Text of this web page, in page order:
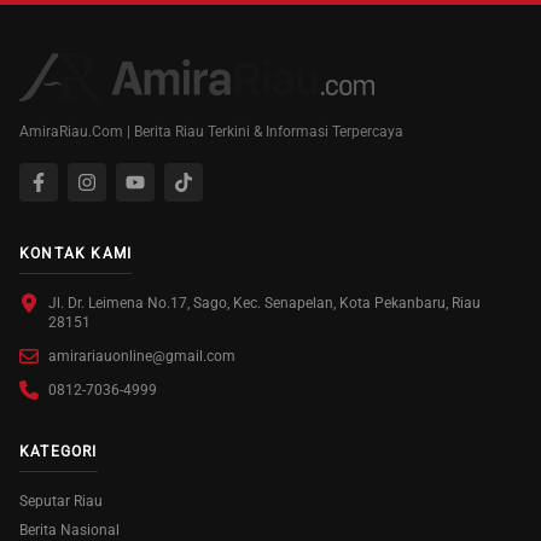
AmiraRiau.Com | Berita Riau Terkini & Informasi Terpercaya
KONTAK KAMI
Jl. Dr. Leimena No.17, Sago, Kec. Senapelan, Kota Pekanbaru, Riau
28151
amirariauonline@gmail.com
0812-7036-4999
KATEGORI
Seputar Riau
Berita Nasional